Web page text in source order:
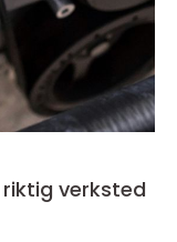
riktig verksted